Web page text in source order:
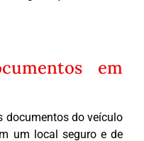
em
documentos do veículo
um local seguro e de